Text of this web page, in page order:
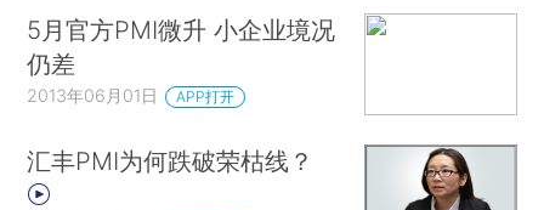
5月官方PMI微升 小企业境况
仍差
2013年06月01日 APP打开
汇丰PMI为何跌破荣枯线？